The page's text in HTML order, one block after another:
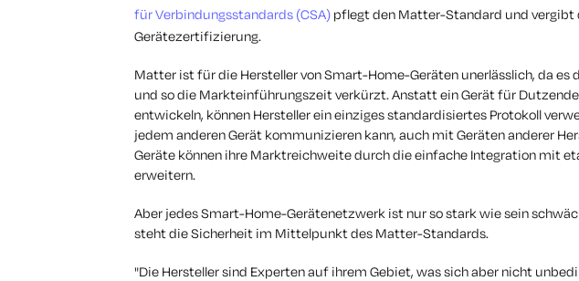
für Verbindungsstandards (CSA) pflegt den Matter-Standard und vergibt
Gerätezertifizierung.
Matter ist für die Hersteller von Smart-Home-Geräten unerlässlich, da
und so die Markteinführungszeit verkürzt. Anstatt ein Gerät für
entwickeln, können Hersteller ein einziges standardisiertes Protokoll
jedem anderen Gerät kommunizieren kann, auch mit Geräten anderer
Geräte können ihre Marktreichweite durch die einfache Integration mit
erweitern.
Aber jedes Smart-Home-Gerätenetzwerk ist nur so stark wie sein
steht die Sicherheit im Mittelpunkt des Matter-Standards.
"Die Hersteller sind Experten auf ihrem Gebiet, was sich aber nicht